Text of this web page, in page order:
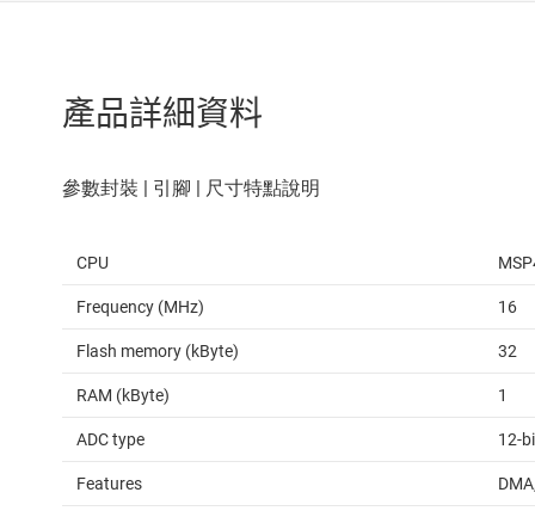
產品詳細資料
CPU
Frequency (MHz) 16
Flash memory (kByte) 32
RAM (kByte) 1
ADC type 12-
Features